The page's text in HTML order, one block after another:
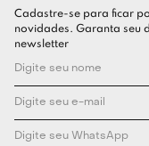
Cadastre-se para ficar
novidades. Garanta seu
newsletter